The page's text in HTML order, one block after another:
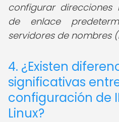
configurar direcciones
de enlace
servidores de nombres (
4. ¿Existen
significativas
configuración de
Linux?